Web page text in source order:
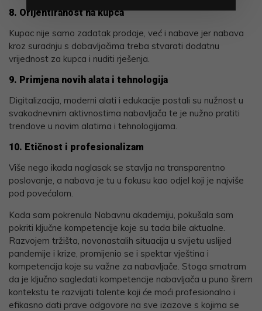
8. Orijentiranost na kupca
Kupac nije samo zadatak prodaje, već i nabave jer nabava
kroz suradnju s dobavljačima treba stvarati dodatnu
vrijednost za kupca i nuditi rješenja.
9. Primjena novih alata i tehnologija
Digitalizacija, moderni alati i edukacije postali su nužnost u
svakodnevnim aktivnostima nabavljača te je nužno pratiti
trendove u novim alatima i tehnologijama.
10. Etičnost i profesionalizam
Više nego ikada naglasak se stavlja na transparentno
poslovanje, a nabava je tu u fokusu kao odjel koji je najviše
pod povećalom.
Kada sam pokrenula Nabavnu akademiju, pokušala sam
pokriti ključne kompetencije koje su tada bile aktualne.
Razvojem tržišta, novonastalih situacija u svijetu uslijed
pandemije i krize, promijenio se i spektar vještina i
kompetencija koje su važne za nabavljače. Stoga smatram
da je ključno sagledati kompetencije nabavljača u puno širem
kontekstu te razvijati talente koji će moći profesionalno i
efikasno dati prave odgovore na sve izazove s kojima se